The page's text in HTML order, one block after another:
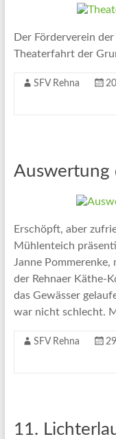
Der Förderverein
Theaterfahrt der
SFV Rehna
Auswertung
Erschöpft, aber
Mühlenteich
Janne
der Rehnaer Käthe-
das Gewässer
war nicht schlecht.
SFV Rehna
11.